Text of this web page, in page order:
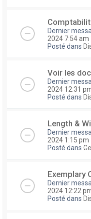
Dernier
2024 7:54 am
Posté dans
Voir les
Dernier
2024 12:31
Posté dans
Length &
Dernier
2024 1:15 pm
Posté dans
Exemplary
Dernier
2024 12:22
Posté dans